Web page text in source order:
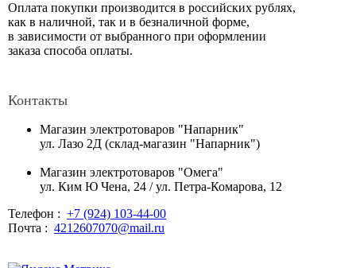
Оплата покупки производится в российских рублях,
как в наличной, так и в безналичной форме,
в зависимости от выбранного при оформлении
заказа способа оплаты.
Контакты
Магазин электротоваров "Напарник"
ул. Лазо 2Д (склад-магазин "Напарник")
Магазин электротоваров "Омега"
ул. Ким Ю Чена, 24 / ул. Петра-Комарова, 12
Телефон : +7 (924) 103-44-00
Почта : 4212607070@mail.ru